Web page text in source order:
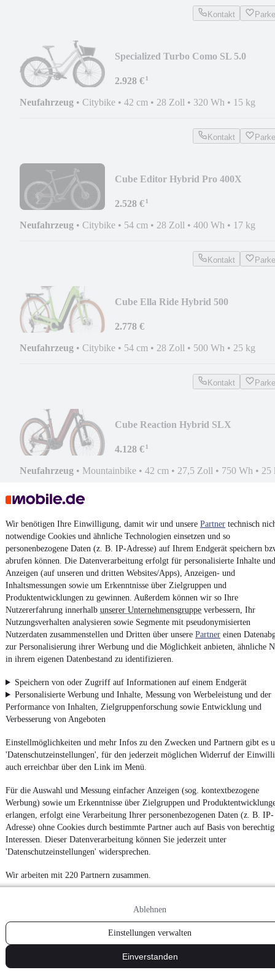
Wir benötigen Ihre Einwilligung, damit wir und unsere Partner technisch
notwendige Cookies und ähnliche Technologien einsetzen und so
personenbezogene Daten (z. B. IP-Adresse) auf Ihrem Endgerät speichern
abrufen können. Die Datenverarbeitung erfolgt für personalisierte Inhalte und
Anzeigen (auf unseren und dritten Websites/Apps), Anzeigen- und
Inhaltsmessungen sowie um Erkenntnisse über Zielgruppen und
Produktentwicklungen zu gewinnen. Außerdem können wir so Ihre
Nutzererfahrung innerhalb unserer Unternehmensgruppe verbessern, Ihr
Nutzungsverhalten analysieren sowie Segmente mit pseudonymisierten
Nutzerdaten zusammenstellen und Dritten über unsere Partner einen
zur Personalisierung ihrer Werbung und die Möglichkeit anbieten, ähnliche
in ihrem eigenen Datenbestand zu identifizieren.
Speichern von oder Zugriff auf Informationen auf einem Endgerät
Personalisierte Werbung und Inhalte, Messung von Werbeleistung und der
Performance von Inhalten, Zielgruppenforschung sowie Entwicklung und
Verbesserung von Angeboten
Einstellmöglichkeiten und mehr Infos zu den Zwecken und Partnern gibt es
'Datenschutzeinstellungen', für den jederzeit möglichen Widerruf der
auch erreichbar über den Link im Menü.
Für die Auswahl und Messung einfacher Anzeigen (sog. kontextbezogene
Werbung) sowie um Erkenntnisse über Zielgruppen und
erlangen, erfolgt eine Verarbeitung Ihrer personenbezogenen Daten (z. B. IP-
Adresse) ohne Cookies durch bestimmte Partner auch auf Basis von
Interessen. Dieser Datenverarbeitung können Sie jederzeit unter
'Datenschutzeinstellungen' widersprechen.
Wir arbeiten mit 220 Partnern zusammen.
Ablehnen
Einstellungen verwalten
Einverstanden
Kontakt
Specialized Turbo Como SL 5.0
2.928 €¹
Neufahrzeug • Citybike • 42 cm • 28 Zoll • 320 Wh • 15 kg
Kontakt
Cube Editor Hybrid Pro 400X
2.528 €¹
Neufahrzeug • Citybike • 54 cm • 28 Zoll • 400 Wh • 17 kg
Kontakt
Cube Ella Ride Hybrid 500
2.778 €
Neufahrzeug • Citybike • 54 cm • 28 Zoll • 500 Wh • 25 kg
Kontakt
Cube Reaction Hybrid SLX
4.128 €¹
Neufahrzeug • Mountainbike • 42 cm • 27,5 Zoll • 750 Wh • 25
¹MwSt. ausweisbar
4.6 Sterne
Nutze mobile.de schnell und einfach
App installieren
Impressum
Vertrag widerrufen
Datenschutz
Erklärung zur Barrierefreiheit
Report Security Vulnerability (English)
Powered by
Noch mehrneue Autosunterschiedlicher Marken, auch als
Leasing-Angebote , gibt es bei mobile.de